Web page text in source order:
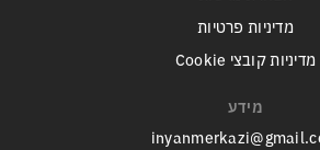
מדיניות פרטיות
מדיניות קובצי Cookie
מידע